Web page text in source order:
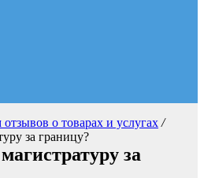
о товарах и услугах /
за границу?
за